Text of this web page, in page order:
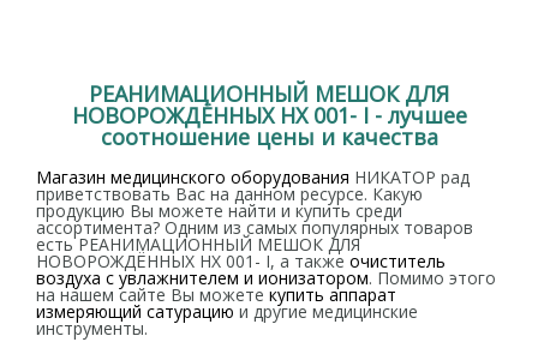
РЕАНИМАЦИОННЫЙ МЕШОК ДЛЯ
НОВОРОЖДЁННЫХ НХ 001- I - лучшее
соотношение цены и качества
Магазин медицинского оборудования НИКАТОР рад
приветствовать Вас на данном ресурсе. Какую
продукцию Вы можете найти и купить среди
ассортимента? Одним из самых популярных товаров
есть РЕАНИМАЦИОННЫЙ МЕШОК ДЛЯ
НОВОРОЖДЁННЫХ НХ 001- I, а также очиститель
воздуха с увлажнителем и ионизатором. Помимо этого
на нашем сайте Вы можете купить аппарат
измеряющий сатурацию и другие медицинские
инструменты.